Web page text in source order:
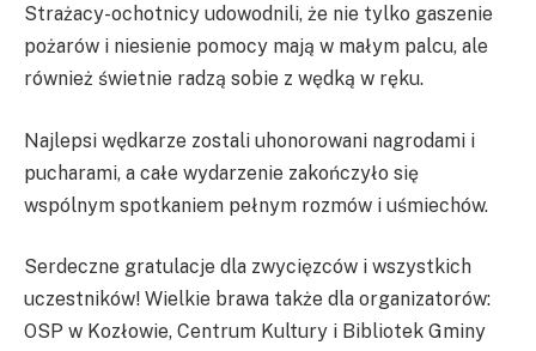
Strażacy-ochotnicy udowodnili, że nie tylko gaszenie
pożarów i niesienie pomocy mają w małym palcu, ale
również świetnie radzą sobie z wędką w ręku.
Najlepsi wędkarze zostali uhonorowani nagrodami i
pucharami, a całe wydarzenie zakończyło się
wspólnym spotkaniem pełnym rozmów i uśmiechów.
Serdeczne gratulacje dla zwycięzców i wszystkich
uczestników! Wielkie brawa także dla organizatorów:
OSP w Kozłowie, Centrum Kultury i Bibliotek Gminy